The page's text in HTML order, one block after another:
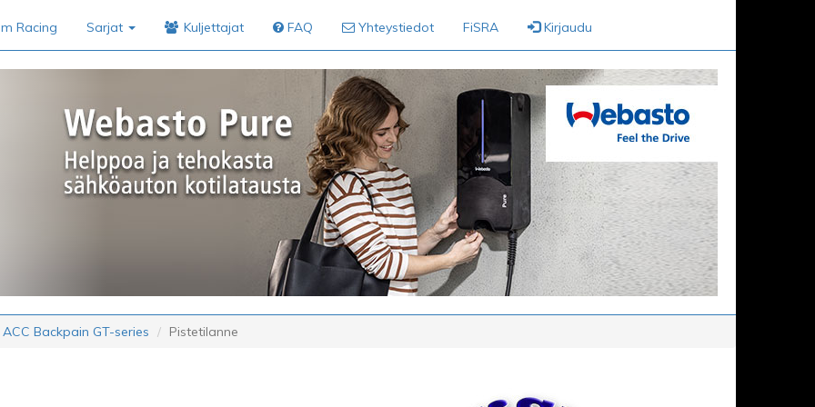
Racing Sarjat Kuljettajat FAQ Yhteystiedot FiSRA Kirjaudu
Backpain GT-series Pistetilanne